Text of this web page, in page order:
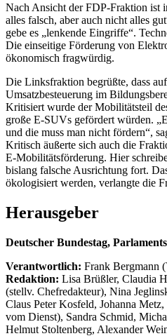
Nach Ansicht der FDP-Fraktion ist
alles falsch, aber auch nicht alles
gebe es „lenkende Eingriffe“.
Die einseitige Förderung von
ökonomisch fragwürdig.
Die Linksfraktion begrüßte, dass
Umsatzbesteuerung im
Kritisiert wurde der Mobilitätsteil
große E-SUVs gefördert würden.
und die muss man nicht fördern“,
Kritisch äußerte sich auch die
E-Mobilitätsförderung. Hier
bislang falsche Ausrichtung fort.
ökologisiert werden, verlangte die
Herausgeber
Deutscher Bundestag,
Verantwortlich: Frank Bergmann
Redaktion: Lisa Brüßler, Claudia
(stellv. Chefredakteur), Nina
Claus Peter Kosfeld, Johanna
vom Dienst), Sandra Schmid,
Helmut Stoltenberg, Alexander